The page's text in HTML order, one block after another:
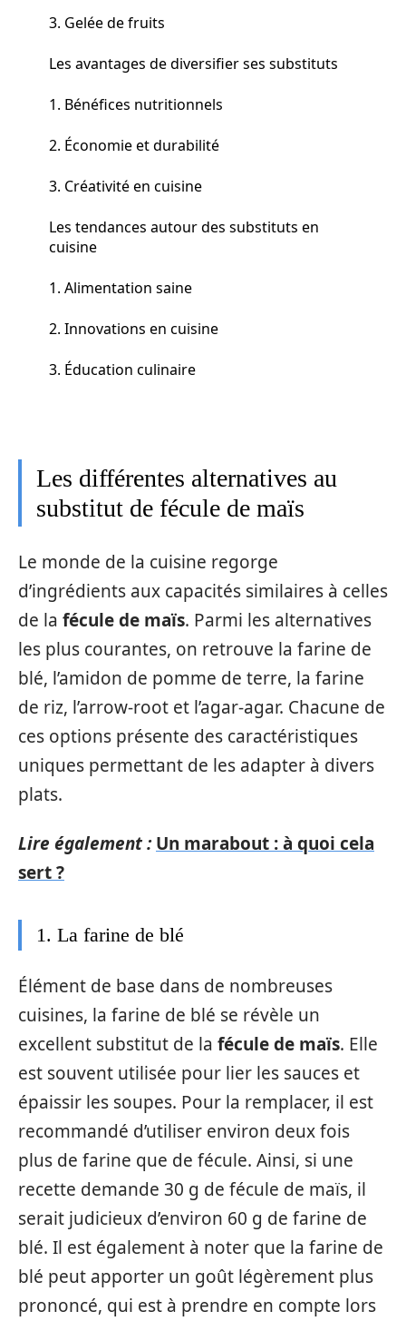
3. Gelée de fruits
Les avantages de diversifier ses substituts
1. Bénéfices nutritionnels
2. Économie et durabilité
3. Créativité en cuisine
Les tendances autour des substituts en
cuisine
1. Alimentation saine
2. Innovations en cuisine
3. Éducation culinaire
Les différentes alternatives au
substitut de fécule de maïs
Le monde de la cuisine regorge
d’ingrédients aux capacités similaires à celles
de la fécule de maïs. Parmi les alternatives
les plus courantes, on retrouve la farine de
blé, l’amidon de pomme de terre, la farine
de riz, l’arrow-root et l’agar-agar. Chacune de
ces options présente des caractéristiques
uniques permettant de les adapter à divers
plats.
Lire également : Un marabout : à quoi cela
sert ?
1. La farine de blé
Élément de base dans de nombreuses
cuisines, la farine de blé se révèle un
excellent substitut de la fécule de maïs. Elle
est souvent utilisée pour lier les sauces et
épaissir les soupes. Pour la remplacer, il est
recommandé d’utiliser environ deux fois
plus de farine que de fécule. Ainsi, si une
recette demande 30 g de fécule de maïs, il
serait judicieux d’environ 60 g de farine de
blé. Il est également à noter que la farine de
blé peut apporter un goût légèrement plus
prononcé, qui est à prendre en compte lors